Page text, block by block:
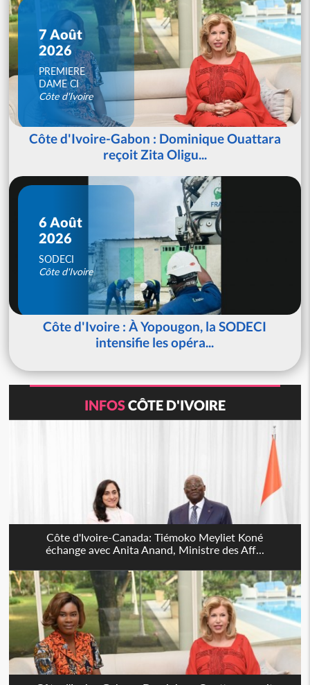
7 Août
2026
PREMIERE
DAME CI
Côte d'Ivoire
Côte d'Ivoire-Gabon : Dominique Ouattara
reçoit Zita Oligu...
6 Août
2026
SODECI
Côte d'Ivoire
Côte d'Ivoire : À Yopougon, la SODECI
intensifie les opéra...
INFOSCÔTE D'IVOIRE
Côte d'Ivoire-Canada: Tiémoko Meyliet Koné
échange avec Anita Anand, Ministre des Aff...